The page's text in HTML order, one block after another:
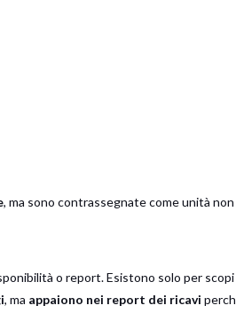
, ma sono contrassegnate come unità
o report. Esistono solo per scopi
, ma appaiono nei report dei ricavi